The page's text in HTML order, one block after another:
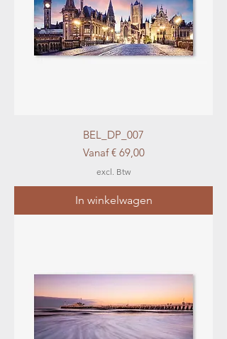
BEL_DP_007
Vanaf€ 69,00
Verkoopprijs
excl. Btw
In winkelwagen